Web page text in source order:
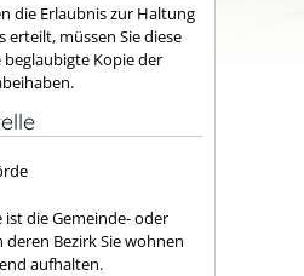
die Erlaubnis zur Haltung
erteilt, müssen Sie diese
Kopie der
die Gemeinde- oder
Bezirk Sie wohnen
aufhalten.